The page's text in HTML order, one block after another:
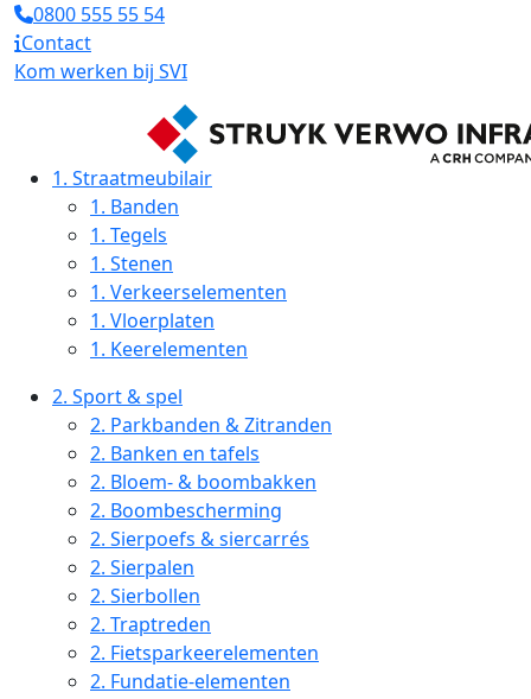
0800 555 55 54
Contact
Kom werken bij SVI
1. Straatmeubilair
1. Banden
1. Tegels
1. Stenen
1. Verkeerselementen
1. Vloerplaten
1. Keerelementen
2. Sport & spel
2. Parkbanden & Zitranden
2. Banken en tafels
2. Bloem- & boombakken
2. Boombescherming
2. Sierpoefs & siercarrés
2. Sierpalen
2. Sierbollen
2. Traptreden
2. Fietsparkeerelementen
2. Fundatie-elementen